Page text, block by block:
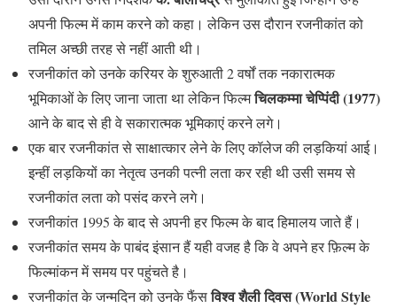
अपनी फिल्म में काम करने को कहा। लेकिन उस दौरान रजनीकांत को
तमिल अच्छी तरह से नहीं आती थी।
रजनीकांत को उनके करियर के शुरुआती 2 वर्षों तक नकारात्मक
भूमिकाओं के लिए जाना जाता था लेकिन फिल्मचिलकम्मा चेप्पिंदी (1977)
आने के बाद से ही वे सकारात्मक भूमिकाएं करने लगे।
एक बार रजनीकांत से साक्षात्कार लेने के लिए कॉलेज की लड़कियां आई।
इन्हीं लड़कियों का नेतृत्व उनकी पत्नी लता कर रही थी उसी समय से
रजनीकांत लता को पसंद करने लगे।
रजनीकांत 1995 के बाद से अपनी हर फिल्म के बाद हिमालय जाते हैं।
रजनीकांत समय के पाबंद इंसान हैं यही वजह है कि वे अपने हर फ़िल्म के
फिल्मांकन में समय पर पहुंचते है।
रजनीकांत के जन्मदिन को उनके फैंसविश्व शैली दिवस (World Style